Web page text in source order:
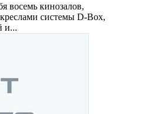
восемь кинозалов,
системы D-Box,
и...